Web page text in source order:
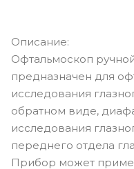
Описание:
Офтальмоскоп
предназначен для
исследования
обратном виде,
исследования
переднего отдела
Прибор может